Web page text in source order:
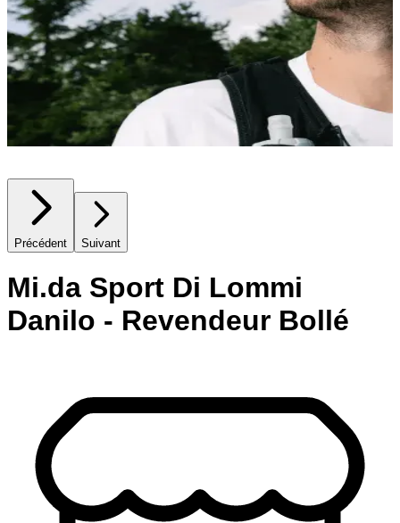
Précédent Suivant
Mi.da Sport Di Lommi
Danilo - Revendeur Bollé